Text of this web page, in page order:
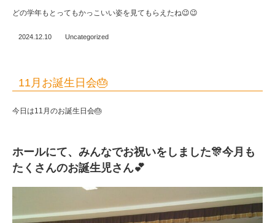
どの学年もとってもかっこいい姿を見てもらえたね😉😉
2024.12.10 Uncategorized
11月お誕生日会🎂
今日は11月のお誕生日会🎂
ホールにて、みんなでお祝いをしました🎊今月も
たくさんのお誕生児さん💕